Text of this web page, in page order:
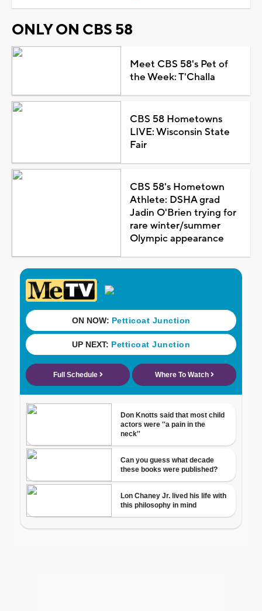
ONLY ON CBS 58
Meet CBS 58's Pet of
the Week: T'Challa
CBS 58 Hometowns
LIVE: Wisconsin State
Fair
CBS 58's Hometown
Athlete: DSHA grad
Jadin O'Brien trying for
rare winter/summer
Olympic appearance